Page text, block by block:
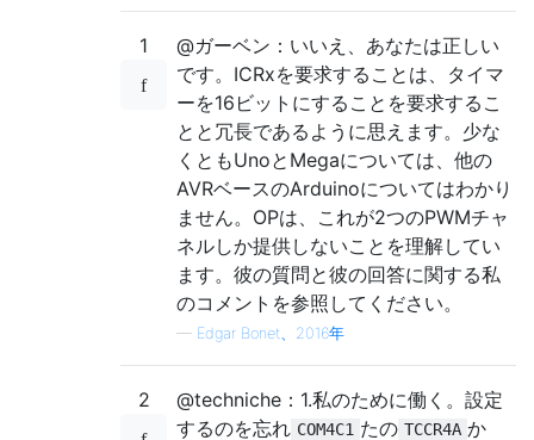
1
@ガーベン：いいえ、あなたは正しい
です。ICRxを要求することは、タイマ
ーを16ビットにすることを要求するこ
とと冗長であるように思えます。少な
くともUnoとMegaについては、他の
AVRベースのArduinoについてはわかり
ません。OPは、これが2つのPWMチャ
ネルしか提供しないことを理解してい
ます。彼の質問と彼の回答に関する私
のコメントを参照してください。
— Edgar Bonet、2016年
2
@techniche：1.私のために働く。設定
するのを忘れ COM4C1 たの TCCR4A か